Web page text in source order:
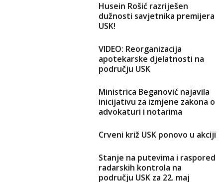
Husein Rošić razriješen
dužnosti savjetnika premijera
USK!
VIDEO: Reorganizacija
apotekarske djelatnosti na
području USK
Ministrica Beganović najavila
inicijativu za izmjene zakona o
advokaturi i notarima
Crveni križ USK ponovo u akciji
Stanje na putevima i raspored
radarskih kontrola na
području USK za 22. maj